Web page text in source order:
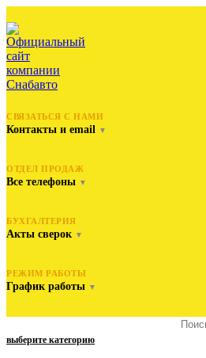
СВЯЗАТЬСЯ С НАМИ
Контакты и email ▼
ОТДЕЛ ПРОДАЖ
Все телефоны ▼
БУХГАЛТЕРИЯ
Акты сверок ▼
РЕЖИМ РАБОТЫ
График работы ▼
выберите категорию